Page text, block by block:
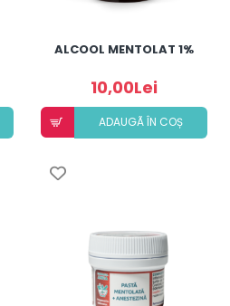
ALCOOL MENTOLAT 1%
10,00Lei
ADAUGÃ ÎN COȘ